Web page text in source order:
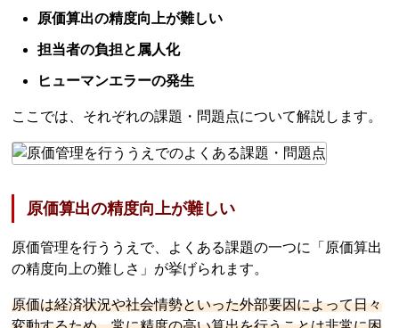
原価算出の精度向上が難しい
担当者の負担と属人化
ヒューマンエラーの発生
ここでは、それぞれの課題・問題点について解説します。
原価算出の精度向上が難しい
原価管理を行ううえで、よくある課題の一つに「原価算出
の精度向上の難しさ」が挙げられます。
原価は経済状況や社会情勢といった外部要因によって日々